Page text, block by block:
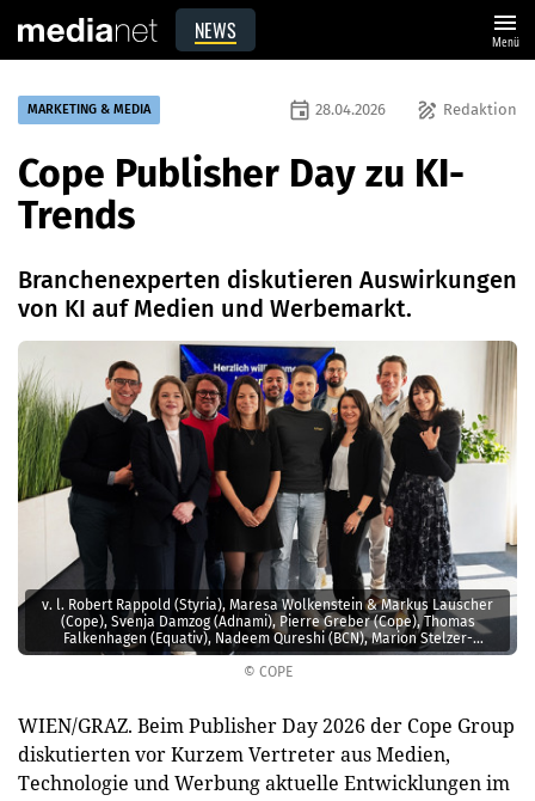
NEWS menu
Menü
© COPE
v. l. Robert Rappold (Styria), Maresa Wolkenstein & Markus Lauscher
(Cope), Svenja Damzog (Adnami), Pierre Greber (Cope), Thomas
Falkenhagen (Equativ), Nadeem Qureshi (BCN), Marion Stelzer-
Zöchbauer (Cope), Eugen Schmidt (Agenda 2050) und Isabella Zündel
MARKETING & MEDIA draw Redaktion
event 28.04.2026
Cope Publisher Day zu KI-
Trends
Branchenexperten diskutieren Auswirkungen
von KI auf Medien und Werbemarkt.
WIEN/GRAZ. Beim Publisher Day 2026 der Cope Group
diskutierten vor Kurzem Vertreter aus Medien,
Technologie und Werbung aktuelle Entwicklungen im